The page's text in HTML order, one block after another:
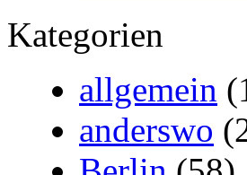
Kategorien
allgemein
anderswo